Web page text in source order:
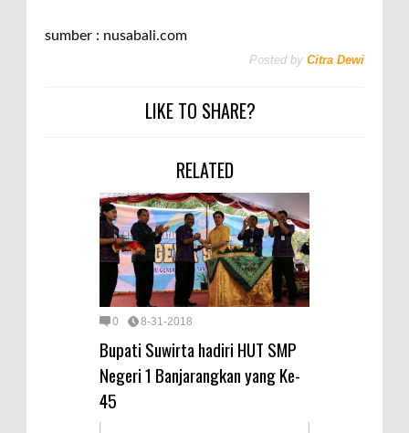
sumber : nusabali.com
Posted by Citra Dewi
LIKE TO SHARE?
RELATED
0 8-31-2018
Bupati Suwirta hadiri HUT SMP
Negeri 1 Banjarangkan yang Ke-
45